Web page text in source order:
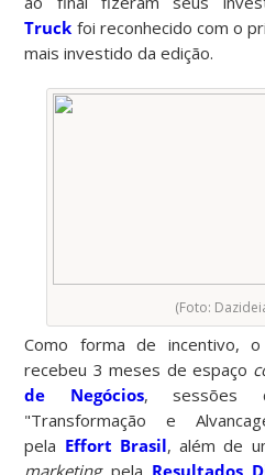
Truck foi reconhecido com o
mais investido da edição.
(Foto:
Como forma de incentivo,
recebeu 3 meses de espaço
de Negócios, sessões
"Transformação e
pela Effort Brasil, além de
marketingpela Resultados